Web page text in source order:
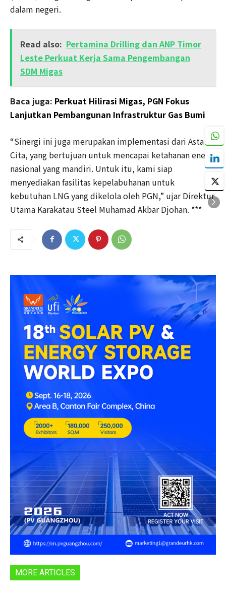
dalam negeri.
Read also: Pertamina Drilling dan ANP Timor
Leste Perkuat Kerja Sama Pengembangan
SDM Migas
Baca juga: Perkuat Hilirasi Migas, PGN Fokus
Lanjutkan Pembangunan Infrastruktur Gas Bumi
“Sinergi ini juga merupakan implementasi dari Asta
Cita, yang bertujuan untuk mencapai ketahanan energi
nasional yang mandiri. Untuk itu, kami siap
menyediakan fasilitas kepelabuhanan untuk
kebutuhan LNG yang dikelola oleh PGN,” ujar Direktur
Utama Karakatau Steel Muhamad Akbar Djohan. ***
MORE ARTICLES